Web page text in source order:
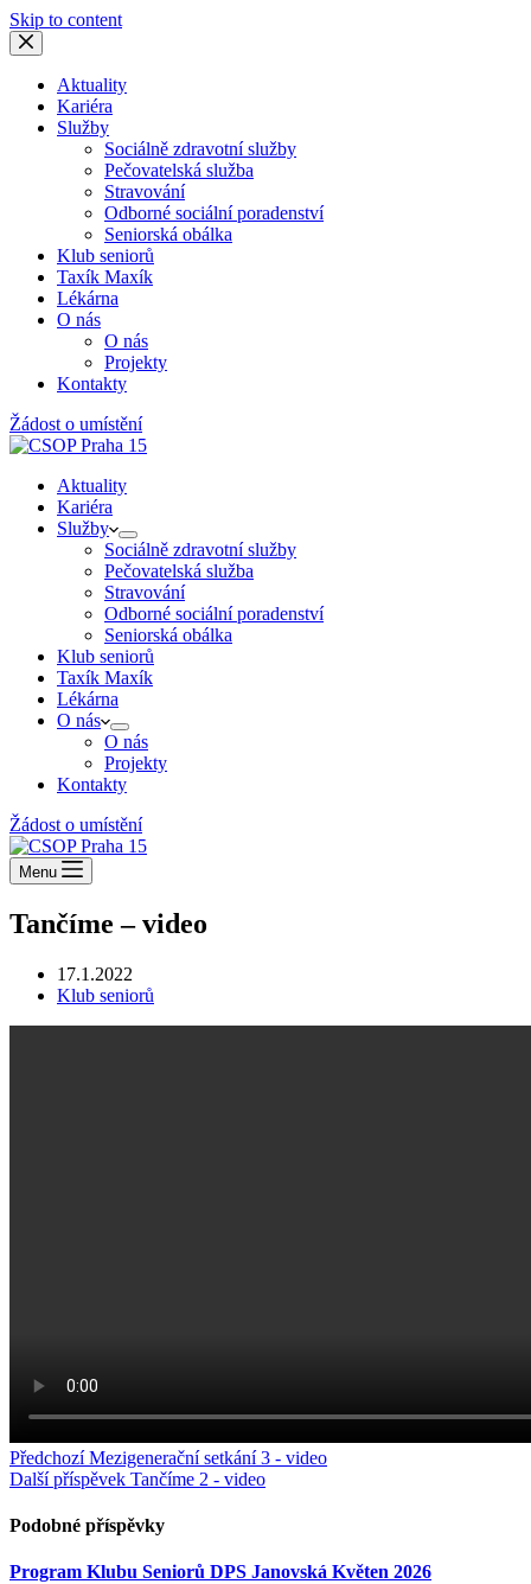
Skip to content
Aktuality
Kariéra
Služby
Sociálně zdravotní služby
Pečovatelská služba
Stravování
Odborné sociální poradenství
Seniorská obálka
Klub seniorů
Taxík Maxík
Lékárna
O nás
O nás
Projekty
Kontakty
Žádost o umístění
Aktuality
Kariéra
Služby
Sociálně zdravotní služby
Pečovatelská služba
Stravování
Odborné sociální poradenství
Seniorská obálka
Klub seniorů
Taxík Maxík
Lékárna
O nás
O nás
Projekty
Kontakty
Žádost o umístění
Menu
Tančíme – video
17.1.2022
Klub seniorů
PředchozíMezigenerační setkání 3 - video
Další příspěvek Tančíme 2 - video
Podobné příspěvky
Program Klubu Seniorů DPS Janovská Květen 2026